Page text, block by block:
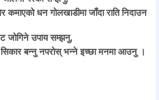
कमाएको धन गोलखाडीमा जाँदा राति निदाउन
जोगिने उपाय सम्झनु,
बन्नु नपरोस् भन्ने इच्छा मनमा आउनु ।